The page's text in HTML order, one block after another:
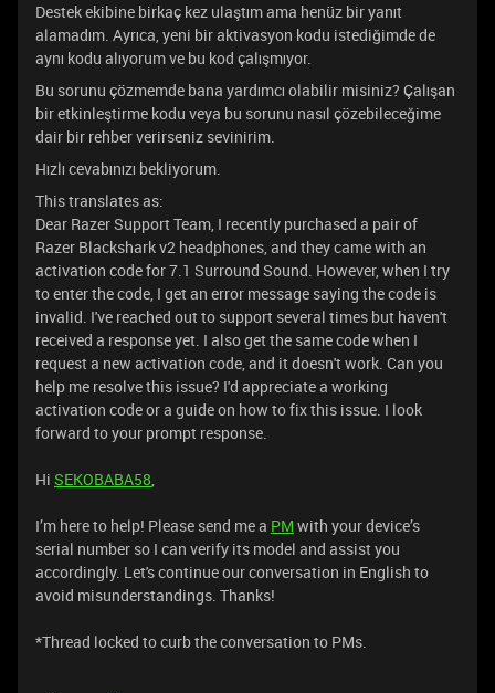
Destek ekibine birkaç kez ulaştım ama henüz bir yanıt
alamadım. Ayrıca, yeni bir aktivasyon kodu istediğimde de
aynı kodu alıyorum ve bu kod çalışmıyor.
Bu sorunu çözmemde bana yardımcı olabilir misiniz? Çalışan
bir etkinleştirme kodu veya bu sorunu nasıl çözebileceğime
dair bir rehber verirseniz sevinirim.
Hızlı cevabınızı bekliyorum.
This translates as:
Dear Razer Support Team, I recently purchased a pair of
Razer Blackshark v2 headphones, and they came with an
activation code for 7.1 Surround Sound. However, when I try
to enter the code, I get an error message saying the code is
invalid. I've reached out to support several times but haven't
received a response yet. I also get the same code when I
request a new activation code, and it doesn't work. Can you
help me resolve this issue? I'd appreciate a working
activation code or a guide on how to fix this issue. I look
forward to your prompt response.
Hi SEKOBABA58,
I’m here to help! Please send me a PM with your device’s
serial number so I can verify its model and assist you
accordingly. Let's continue our conversation in English to
avoid misunderstandings. Thanks!
*Thread locked to curb the conversation to PMs.